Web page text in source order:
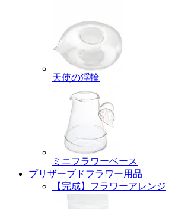
天使の浮輪
ミニフラワーベース
プリザーブドフラワー用品
【完成】フラワーアレンジ